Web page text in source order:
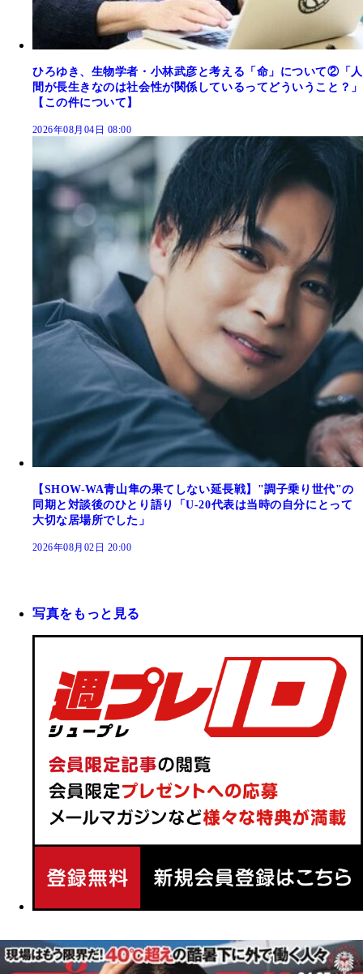
ひろゆき、生物学者・小林武彦と考える「命」について②「人
間が長生きなのは社会性が関係しているってどういうこと？」
【この件について】
2026年08月04日 08:00
【SHOW-WA青山隼の果てしない延長戦】"調子乗り世代"の
同期と対談後のひとり語り「U-20代表は当時の自分にとって
大切な居場所でした」
2026年08月02日 20:00
写真をもっと見る